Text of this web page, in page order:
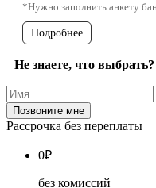
*Нужно заполнить анкету
Подробнее
Не знаете, что
Рассрочка без переплаты
0₽
без комиссий